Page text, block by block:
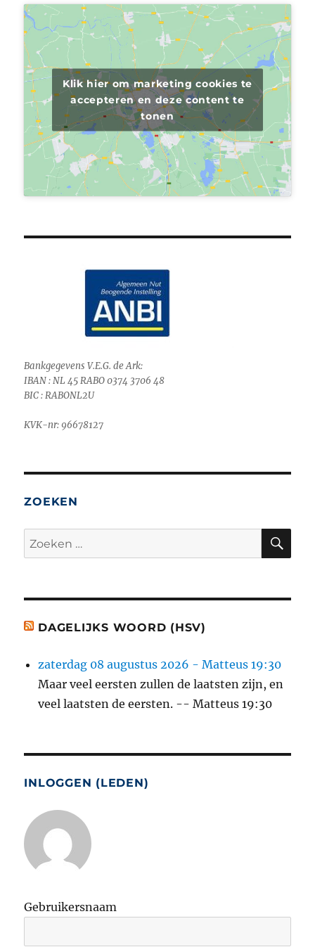
Klik hier om marketing cookies te
accepteren en deze content te
tonen
Bankgegevens V.E.G. de Ark:
IBAN : NL 45 RABO 0374 3706 48
BIC : RABONL2U
KVK-nr: 96678127
ZOEKEN
Zoeken
naar:
DAGELIJKS WOORD (HSV)
zaterdag 08 augustus 2026 - Matteus 19:30
Maar veel eersten zullen de laatsten zijn, en
veel laatsten de eersten. -- Matteus 19:30
INLOGGEN (LEDEN)
Gebruikersnaam